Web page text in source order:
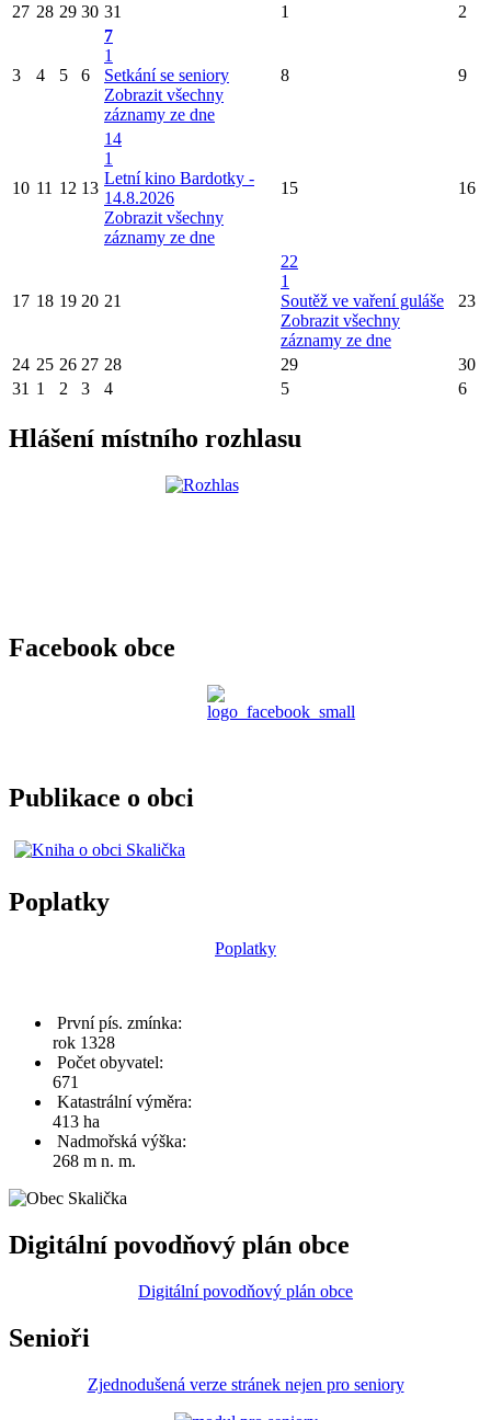
27 28 29 30 31 1 2
3 4 5 6
7
1
Setkání se seniory
Zobrazit všechny
záznamy ze dne
8 9
10 11 12 13
14
1
Letní kino Bardotky -
14.8.2026
Zobrazit všechny
záznamy ze dne
15 16
17 18 19 20 21
22
1
Soutěž ve vaření guláše
Zobrazit všechny
záznamy ze dne
23
24 25 26 27 28 29
30
31 1 2 3 4 5 6
Hlášení místního rozhlasu
Facebook obce
Publikace o obci
Poplatky
Poplatky
První pís. zmínka:
rok 1328
Počet obyvatel:
671
Katastrální výměra:
413 ha
Nadmořská výška:
268 m n. m.
Digitální povodňový plán obce
Digitální povodňový plán obce
Senioři
Zjednodušená verze stránek nejen pro seniory